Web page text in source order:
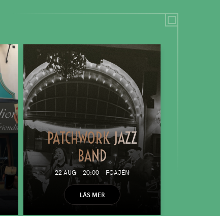
PATCHWORK JAZZ
BAND
22 AUG 20:00 FOAJÉN
LÄS MER